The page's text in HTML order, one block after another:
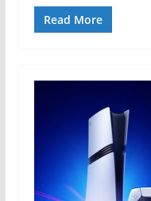
Read More